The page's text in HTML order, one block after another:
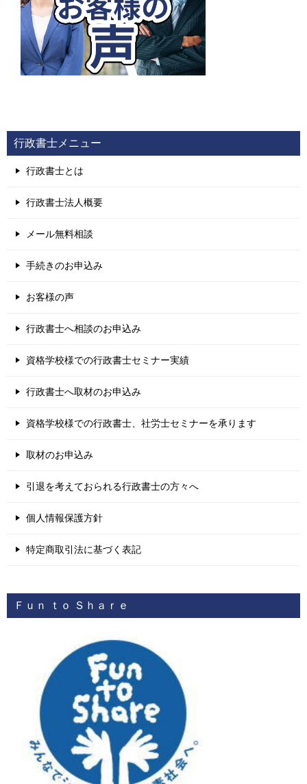
行政書士メニュー
行政書士とは
行政書士法人概要
メール無料相談
手続きのお申込み
お客様の声
行政書士へ相談のお申込み
資格学校様での行政書士セミナー実績
行政書士へ取材のお申込み
資格学校様での行政書士、社労士セミナーを承ります
取材のお申込み
引退を考えておられる行政書士の方々へ
個人情報保護方針
特定商取引法に基づく表記
Ｆｕｎ ｔｏ Ｓｈａｒｅ